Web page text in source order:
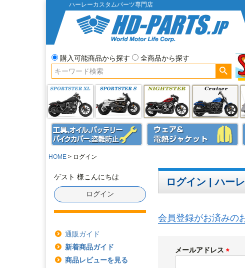
ハーレーカスタムパーツ専門店
購入可能商品から探す
全商品から探す
HOME ログイン
ゲスト 様こんにちは
ログイン
通販ガイド
新着商品ガイド
商品レビューを見る
ログイン | ハー
会員登録がお済みの
メールアドレス